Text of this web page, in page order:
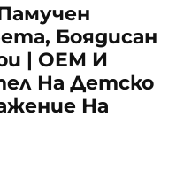
Боядисан
| OEM И
На Детско
На